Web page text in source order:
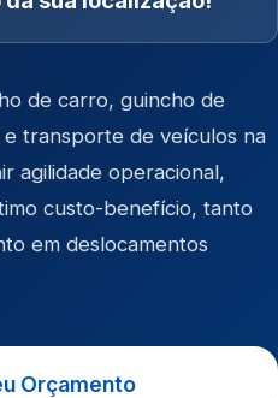
de carro, guincho de
e transporte de veículos na
agilidade operacional,
custo-benefício, tanto
em deslocamentos
Orçamento